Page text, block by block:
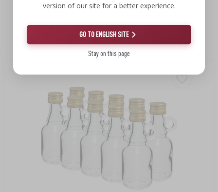
version of our site for a better experience.
GO TO ENGLISH SITE
Stay on this page